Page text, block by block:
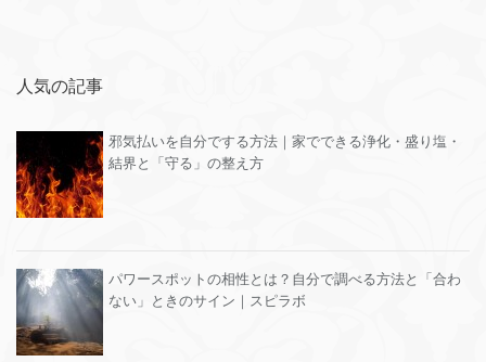
人気の記事
邪気払いを自分でする方法｜家でできる浄化・盛り塩・
結界と「守る」の整え方
パワースポットの相性とは？自分で調べる方法と「合わ
ない」ときのサイン｜スピラボ